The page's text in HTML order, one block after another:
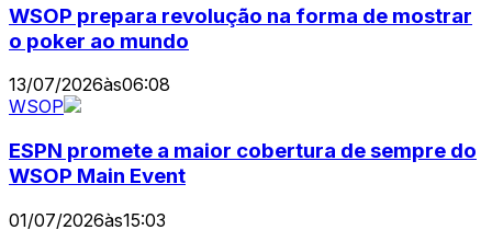
WSOP prepara revolução na forma de mostrar
o poker ao mundo
13/07/2026às06:08
WSOP
ESPN promete a maior cobertura de sempre do
WSOP Main Event
01/07/2026às15:03